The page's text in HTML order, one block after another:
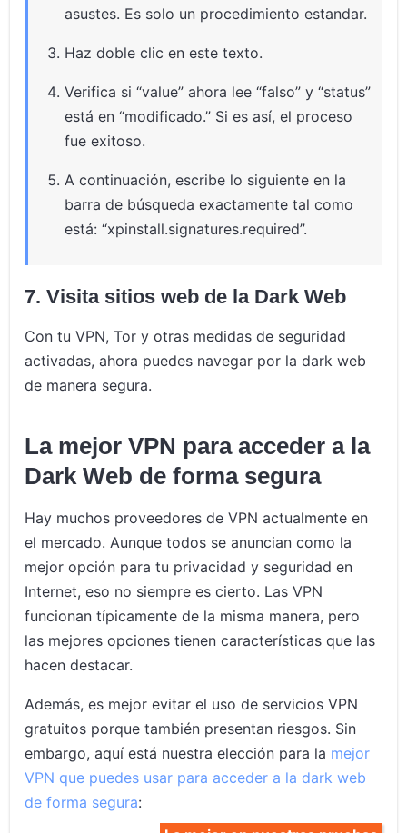
asustes. Es solo un procedimiento estandar.
Haz doble clic en este texto.
Verifica si “value” ahora lee “falso” y “status”
está en “modificado.” Si es así, el proceso
fue exitoso.
A continuación, escribe lo siguiente en la
barra de búsqueda exactamente tal como
está: “xpinstall.signatures.required”.
7. Visita sitios web de la Dark Web
Con tu VPN, Tor y otras medidas de seguridad
activadas, ahora puedes navegar por la dark web
de manera segura.
La mejor VPN para acceder a la
Dark Web de forma segura
Hay muchos proveedores de VPN actualmente en
el mercado. Aunque todos se anuncian como la
mejor opción para tu privacidad y seguridad en
Internet, eso no siempre es cierto. Las VPN
funcionan típicamente de la misma manera, pero
las mejores opciones tienen características que las
hacen destacar.
Además, es mejor evitar el uso de servicios VPN
gratuitos porque también presentan riesgos. Sin
embargo, aquí está nuestra elección para la mejor
VPN que puedes usar para acceder a la dark web
de forma segura: